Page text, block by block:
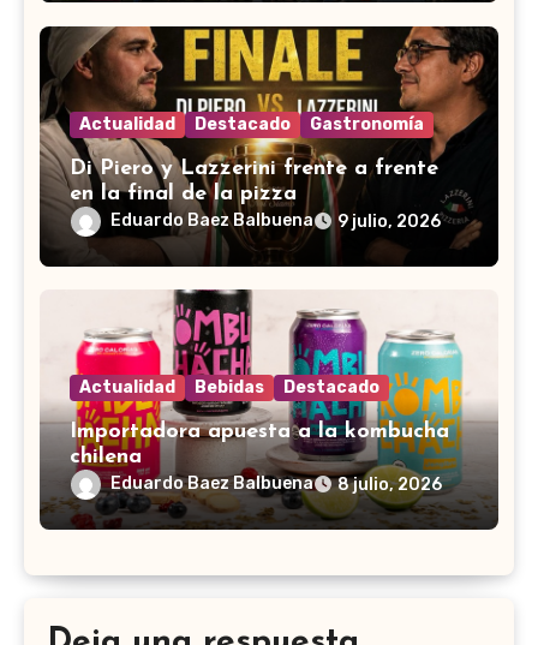
Actualidad Destacado Gastronomía
Di Piero y Lazzerini frente a frente
en la final de la pizza
Eduardo Baez Balbuena 9 julio, 2026
Actualidad Bebidas Destacado
Importadora apuesta a la kombucha
chilena
Eduardo Baez Balbuena 8 julio, 2026